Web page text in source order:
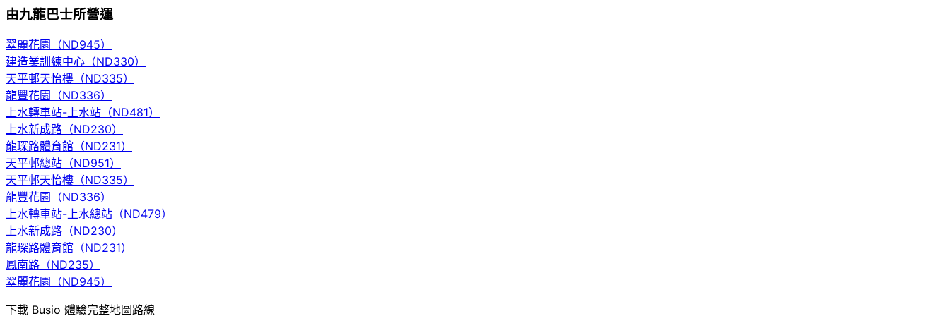
由九龍巴士所營運
翠麗花園（ND945）
建造業訓練中心（ND330）
天平邨天怡樓（ND335）
龍豐花園（ND336）
上水轉車站-上水站（ND481）
上水新成路（ND230）
龍琛路體育館（ND231）
天平邨總站（ND951）
天平邨天怡樓（ND335）
龍豐花園（ND336）
上水轉車站-上水總站（ND479）
上水新成路（ND230）
龍琛路體育館（ND231）
鳳南路（ND235）
翠麗花園（ND945）
下載 Busio 體驗完整地圖路線